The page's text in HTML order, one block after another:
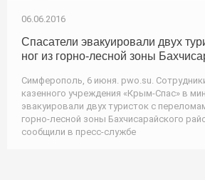
06.06.2016
Спасатели эвакуировали двух
ног из горно-лесной зоны
Симферополь, 6 июня. pwo.su.
казенного учреждения «Крым-Спас» в
эвакуировали двух туристок с
горно-лесной зоны Бахчисарайского
сообщили в пресс-службе